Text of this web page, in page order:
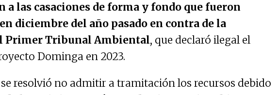
a las casaciones de forma y fondo que fueron
diciembre del año pasado en contra de la
Primer Tribunal Ambiental, que declaró ilegal el
Dominga en 2023.
resolvió no admitir a tramitación los recursos debido